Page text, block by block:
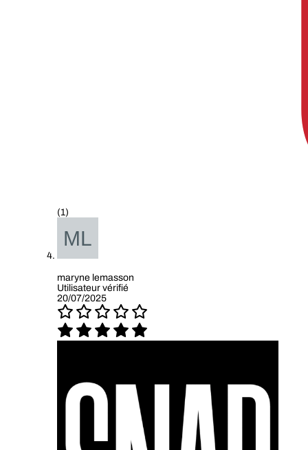
(1)
maryne lemasson
Utilisateur vérifié
20/07/2025